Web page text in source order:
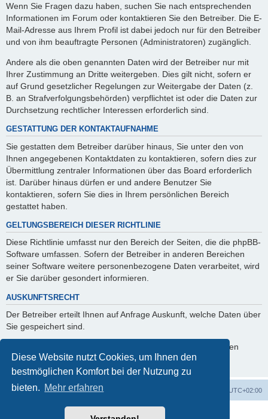
Diese Website nutzt Cookies, um Ihnen den
bestmöglichen Komfort bei der Nutzung zu
bieten. Mehr erfahren
Wenn Sie Fragen dazu haben, suchen Sie nach entsprechenden
Informationen im Forum oder kontaktieren Sie den Betreiber. Die E-
Mail-Adresse aus Ihrem Profil ist dabei jedoch nur für den Betreiber
und von ihm beauftragte Personen (Administratoren) zugänglich.
Andere als die oben genannten Daten wird der Betreiber nur mit
Ihrer Zustimmung an Dritte weitergeben. Dies gilt nicht, sofern er
auf Grund gesetzlicher Regelungen zur Weitergabe der Daten (z.
B. an Strafverfolgungsbehörden) verpflichtet ist oder die Daten zur
Durchsetzung rechtlicher Interessen erforderlich sind.
GESTATTUNG DER KONTAKTAUFNAHME
Sie gestatten dem Betreiber darüber hinaus, Sie unter den von
Ihnen angegebenen Kontaktdaten zu kontaktieren, sofern dies zur
Übermittlung zentraler Informationen über das Board erforderlich
ist. Darüber hinaus dürfen er und andere Benutzer Sie
kontaktieren, sofern Sie dies in Ihrem persönlichen Bereich
gestattet haben.
GELTUNGSBEREICH DIESER RICHTLINIE
Diese Richtlinie umfasst nur den Bereich der Seiten, die die phpBB-
Software umfassen. Sofern der Betreiber in anderen Bereichen
seiner Software weitere personenbezogene Daten verarbeitet, wird
er Sie darüber gesondert informieren.
AUSKUNFTSRECHT
Der Betreiber erteilt Ihnen auf Anfrage Auskunft, welche Daten über
Sie gespeichert sind.
Sie können jederzeit die Löschung bzw. Sperrung Ihrer Daten
verlangen. Kontaktieren Sie hierzu bitte den Betreiber.
Foren-Übersicht UTC+02:00